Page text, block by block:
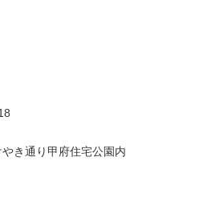
き通り甲府住宅公園内